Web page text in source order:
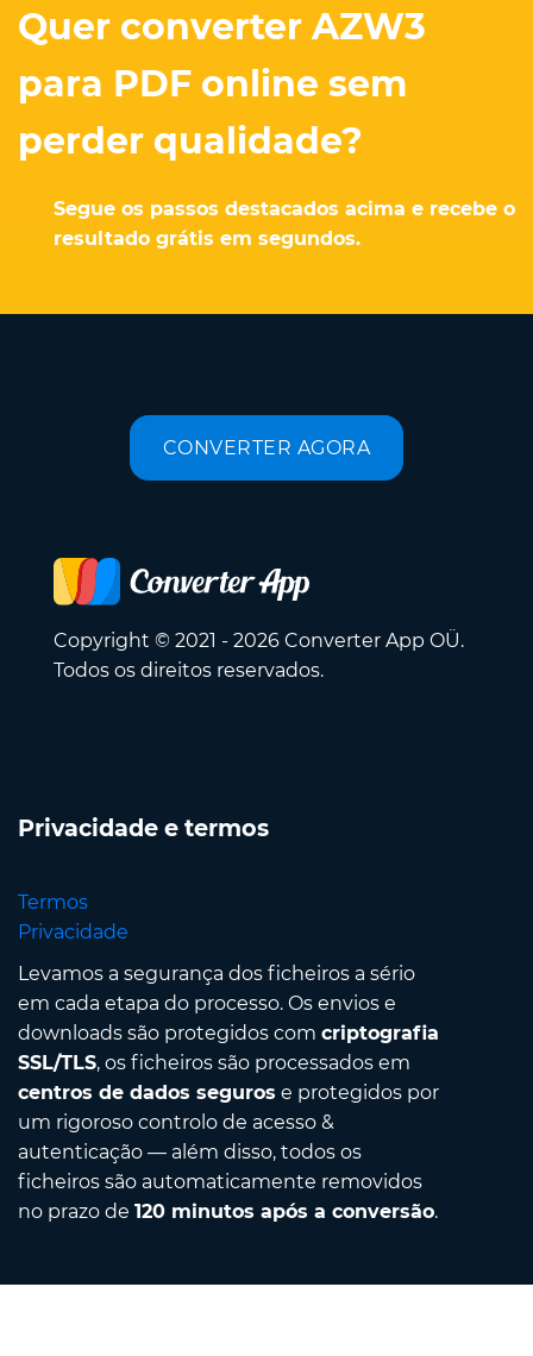
Quer converter AZW3
para PDF online sem
perder qualidade?
Segue os passos destacados acima e recebe o
resultado grátis em segundos.
CONVERTER AGORA
Copyright © 2021 - 2026 Converter App OÜ.
Todos os direitos reservados.
Privacidade e termos
Termos
Privacidade
Levamos a segurança dos ficheiros a sério
em cada etapa do processo. Os envios e
downloads são protegidos com criptografia
SSL/TLS, os ficheiros são processados em
centros de dados seguros e protegidos por
um rigoroso controlo de acesso &
autenticação — além disso, todos os
ficheiros são automaticamente removidos
no prazo de 120 minutos após a conversão.